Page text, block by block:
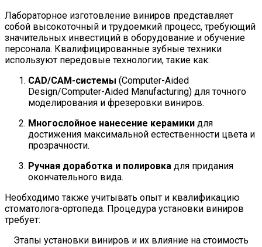
Лабораторное изготовление виниров представляет
собой высокоточный и трудоемкий процесс, требующий
значительных инвестиций в оборудование и обучение
персонала. Квалифицированные зубные техники
используют передовые технологии, такие как:
CAD/CAM-системы (Computer-Aided
Design/Computer-Aided Manufacturing) для точного
моделирования и фрезеровки виниров.
Многослойное нанесение керамики для
достижения максимальной естественности цвета и
прозрачности.
Ручная доработка и полировка для придания
окончательного вида.
Необходимо также учитывать опыт и квалификацию
стоматолога-ортопеда. Процедура установки виниров
требует:
Этапы установки виниров и их влияние на стоимость